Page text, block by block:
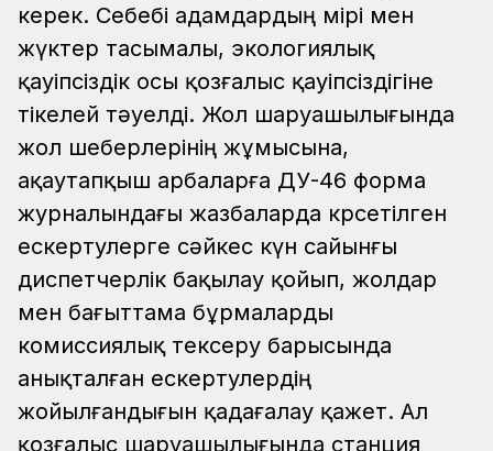
керек. Себебі адамдардың өмірі мен
жүктер тасымалы, экологиялық
қауіпсіздік осы қозғалыс қауіпсіздігіне
тікелей тәуелді. Жол шаруашылығында
жол шеберлерінің жұмысына,
ақаутапқыш арбаларға ДУ-46 форма
журналындағы жазбаларда көрсетілген
ескертулерге сәйкес күн сайынғы
диспетчерлік бақылау қойып, жолдар
мен бағыттама бұрмаларды
комиссиялық тексеру барысында
анықталған ескертулердің
жойылғандығын қадағалау қажет. Ал
қозғалыс шаруашылығында станция